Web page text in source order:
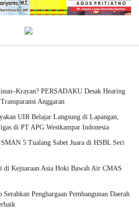
PERSADAKU Desak Hearing
Anggaran
UIR Belajar Langsung di Lapangan,
di PT APG Westkampar Indonesia
5 Tualang Sabet Juara di HSBL Seri
di Kejuaraan Asia Hoki Bawah Air CMAS
Penghargaan Pembangunan Daerah